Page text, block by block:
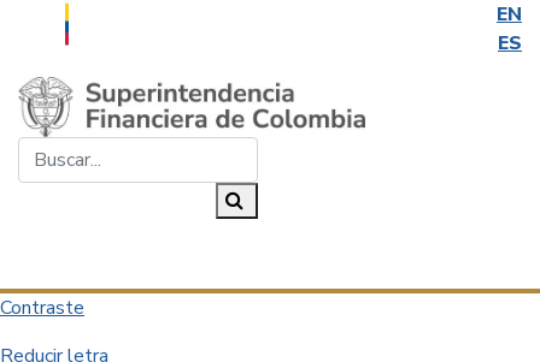
EN
ES
Saltar al contenido principal
Contraste
Reducir letra